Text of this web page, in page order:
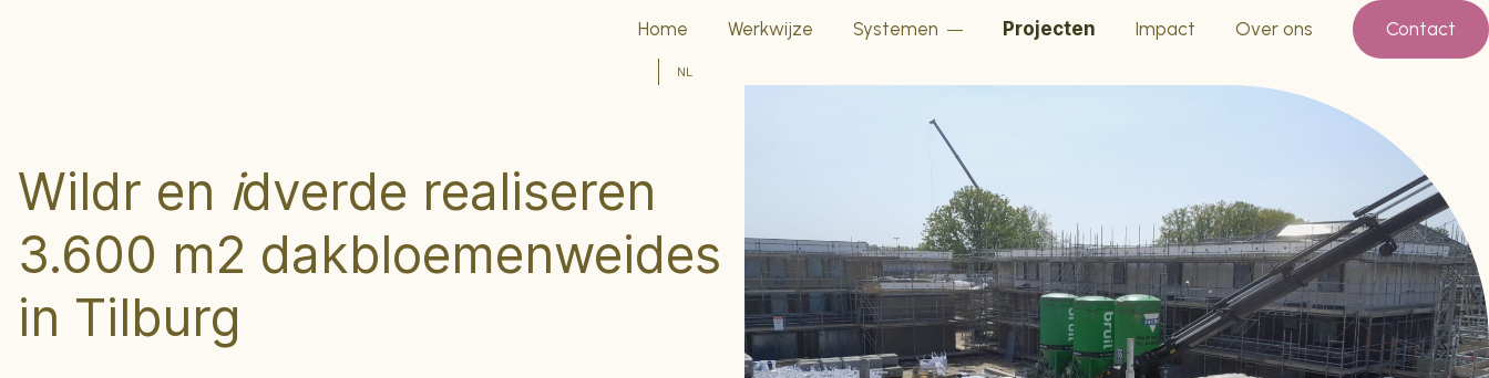
Home Werkwijze Systemen Projecten Impact Over ons Contact
NL
Wildr en idverde realiseren
3.600 m2 dakbloemenweides
in Tilburg